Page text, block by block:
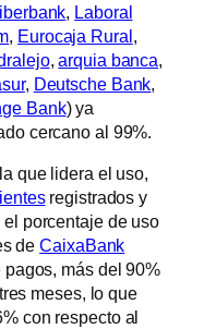
, Laboral
, Eurocaja Rural,
,arquia banca,
, Deutsche Bank,
Bank) ya
cercano al 99%.
que lidera el uso,
registrados y
porcentaje de uso
deCaixaBank
pagos, más del 90%
meses, lo que
con respecto al